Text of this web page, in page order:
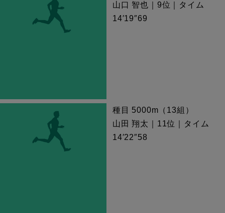
山口 智也｜9位｜タイム
14′19″69
種目 5000m（13組）
山田 翔太｜11位｜タイム
14′22″58